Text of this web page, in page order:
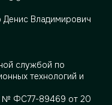
Денис Владимирович
службой по
технологий и
№ ФС77-89469 от 20